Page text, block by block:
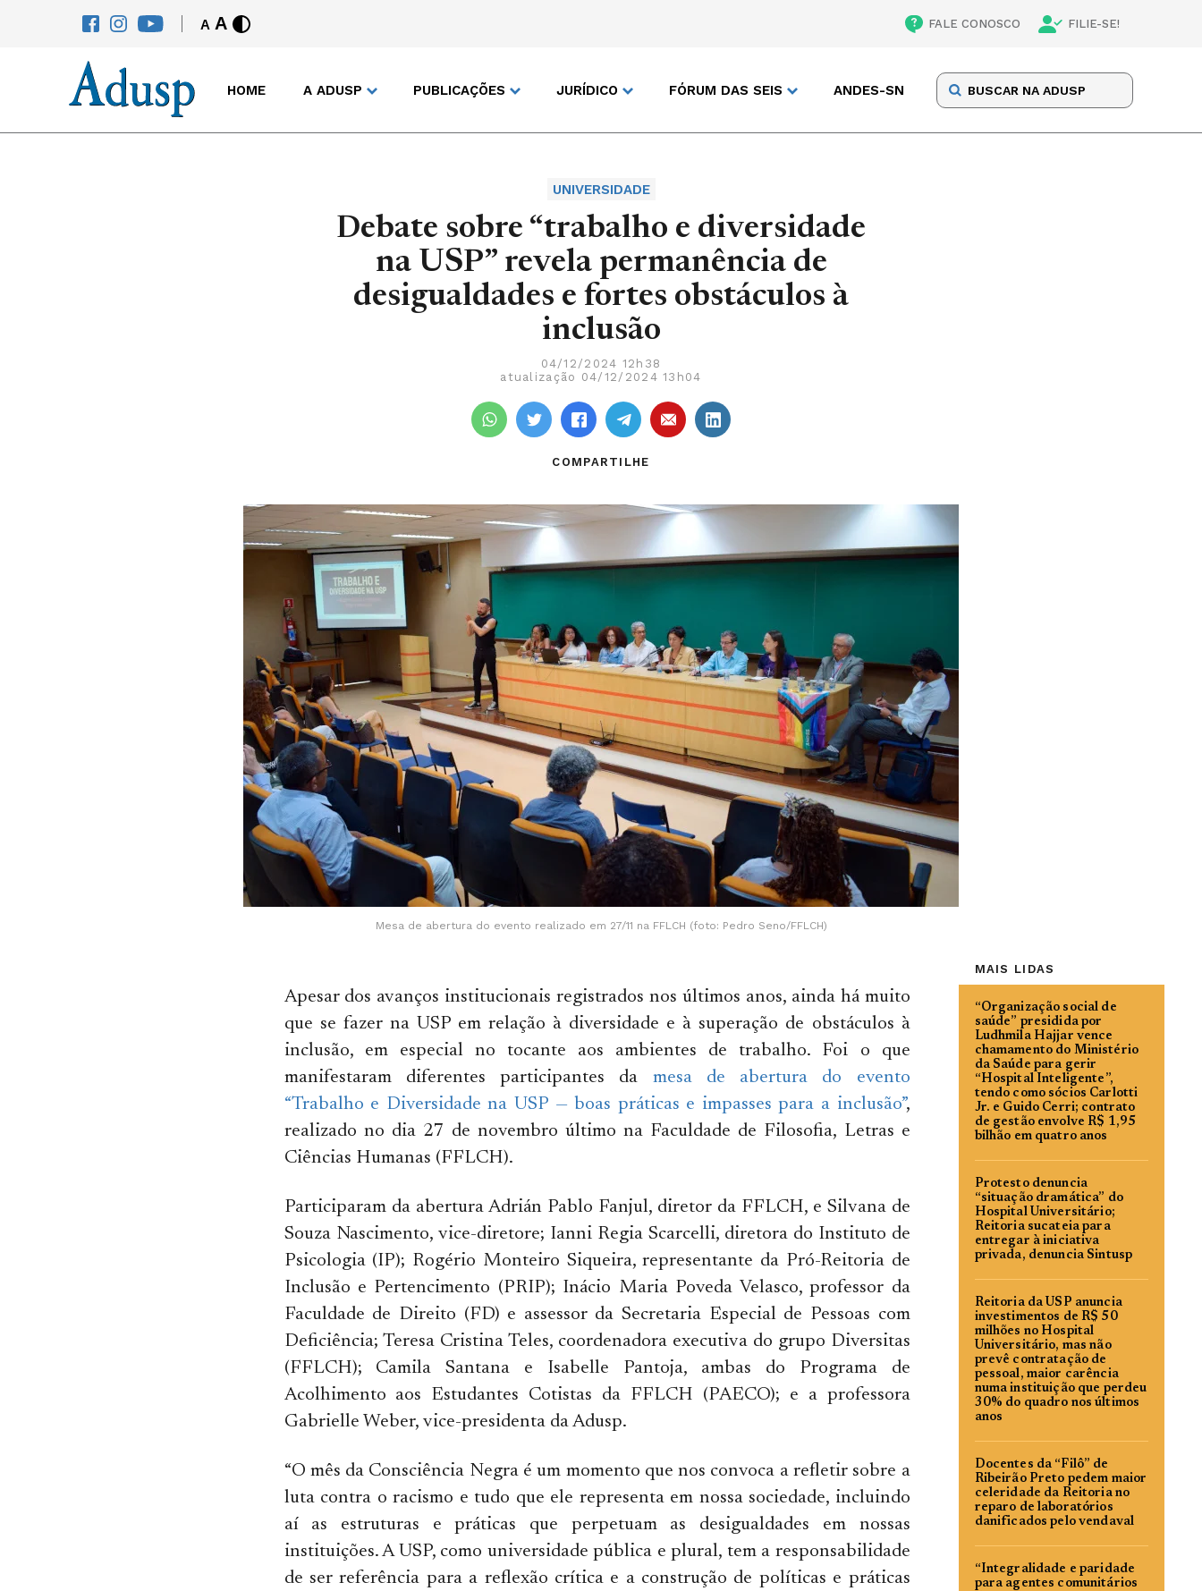
A A FALE CONOSCO FILIE-SE!
HOME A ADUSP PUBLICAÇÕES JURÍDICO FÓRUM DAS SEIS ANDES-SN
UNIVERSIDADE
Debate sobre “trabalho e diversidade
na USP” revela permanência de
desigualdades e fortes obstáculos à
inclusão
04/12/2024 12h38
atualização 04/12/2024 13h04
COMPARTILHE
Mesa de abertura do evento realizado em 27/11 na FFLCH (foto: Pedro Seno/FFLCH)
Apesar dos avanços institucionais registrados nos últimos anos, ainda há muito
que se fazer na USP em relação à diversidade e à superação de obstáculos à
inclusão, em especial no tocante aos ambientes de trabalho. Foi o que
manifestaram diferentes participantes da mesa de abertura do evento
“Trabalho e Diversidade na USP — boas práticas e impasses para a inclusão”,
realizado no dia 27 de novembro último na Faculdade de Filosofia, Letras e
Ciências Humanas (FFLCH).
Participaram da abertura Adrián Pablo Fanjul, diretor da FFLCH, e Silvana de
Souza Nascimento, vice-diretore; Ianni Regia Scarcelli, diretora do Instituto de
Psicologia (IP); Rogério Monteiro Siqueira, representante da Pró-Reitoria de
Inclusão e Pertencimento (PRIP); Inácio Maria Poveda Velasco, professor da
Faculdade de Direito (FD) e assessor da Secretaria Especial de Pessoas com
Deficiência; Teresa Cristina Teles, coordenadora executiva do grupo Diversitas
(FFLCH); Camila Santana e Isabelle Pantoja, ambas do Programa de
Acolhimento aos Estudantes Cotistas da FFLCH (PAECO); e a professora
Gabrielle Weber, vice-presidenta da Adusp.
“O mês da Consciência Negra é um momento que nos convoca a refletir sobre a
luta contra o racismo e tudo que ele representa em nossa sociedade, incluindo
aí as estruturas e práticas que perpetuam as desigualdades em nossas
instituições. A USP, como universidade pública e plural, tem a responsabilidade
de ser referência para a reflexão crítica e a construção de políticas e práticas
MAIS LIDAS
“Organização social de
saúde” presidida por
Ludhmila Hajjar vence
chamamento do Ministério
da Saúde para gerir
“Hospital Inteligente”,
tendo como sócios Carlotti
Jr. e Guido Cerri; contrato
de gestão envolve R$ 1,95
bilhão em quatro anos
Protesto denuncia
“situação dramática” do
Hospital Universitário;
Reitoria sucateia para
entregar à iniciativa
privada, denuncia Sintusp
Reitoria da USP anuncia
investimentos de R$ 50
milhões no Hospital
Universitário, mas não
prevê contratação de
pessoal, maior carência
numa instituição que perdeu
30% do quadro nos últimos
anos
Docentes da “Filô” de
Ribeirão Preto pedem maior
celeridade da Reitoria no
reparo de laboratórios
danificados pelo vendaval
“Integralidade e paridade
para agentes comunitários